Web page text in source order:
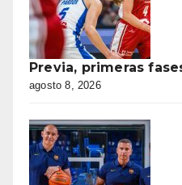
Previa, primeras
agosto 8, 2026